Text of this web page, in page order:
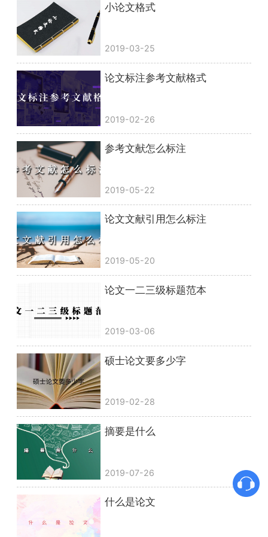
小论文格式
2019-03-25
论文标注参考文献格式
2019-02-26
参考文献怎么标注
2019-05-22
论文文献引用怎么标注
2019-05-20
论文一二三级标题范本
2019-03-06
硕士论文要多少字
2019-02-28
摘要是什么
2019-07-26
什么是论文